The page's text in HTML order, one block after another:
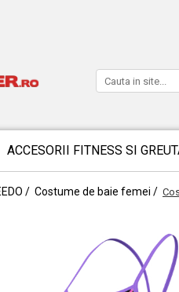
ACCESORII FITNESS SI
/ Costume de baie femei /